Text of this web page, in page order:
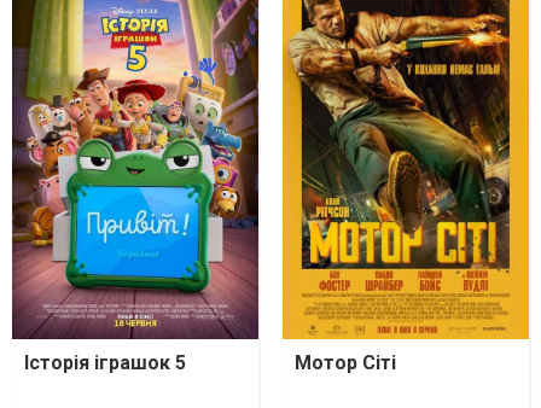
Історія іграшок 5 Мотор Сіті